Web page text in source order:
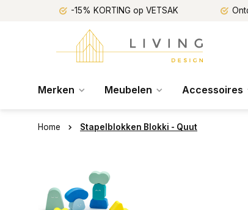
-15% KORTING op VETSAK
Merken Meubelen Accessoires
Home Stapelblokken Blokki - Quut